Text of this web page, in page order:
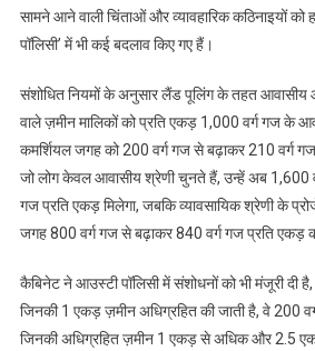
लाभों
में
सामने आने वाली चिंताओं और व्यावहारिक कठिनाइयों
पॉलिसी’ में भी कई बदलाव किए गए हैं।
संशोधित नियमों के अनुसार लैंड पूलिंग के तहत आवासीय
वाले ज़मीन मालिकों को प्रति एकड़ 1,000 वर्ग गज के
कमर्शियल जगह को 200 वर्ग गज से बढ़ाकर 210 वर्ग
जो लोग केवल आवासीय श्रेणी चुनते हैं, उन्हें अब 1,600
गज प्रति एकड़ मिलेगा, जबकि व्यावसायिक श्रेणी के
जगह 800 वर्ग गज से बढ़ाकर 840 वर्ग गज प्रति एकड़
कैबिनेट ने आउस्टी पॉलिसी में संशोधनों को भी मंजूरी दी
जिनकी 1 एकड़ ज़मीन अधिग्रहित की जाती है, वे 200
जिनकी अधिग्रहित ज़मीन 1 एकड़ से अधिक और 2.5